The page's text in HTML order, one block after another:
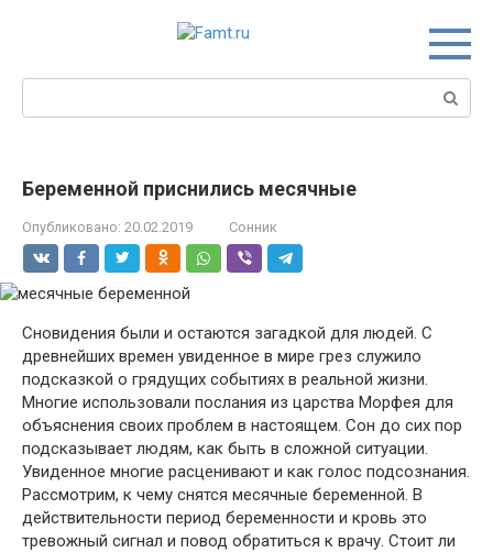
Беременной приснились месячные
Опубликовано: 20.02.2019 Сонник
Сновидения были и остаются загадкой для людей. С
древнейших времен увиденное в мире грез служило
подсказкой о грядущих событиях в реальной жизни.
Многие использовали послания из царства Морфея для
объяснения своих проблем в настоящем. Сон до сих пор
подсказывает людям, как быть в сложной ситуации.
Увиденное многие расценивают и как голос подсознания.
Рассмотрим, к чему снятся месячные беременной. В
действительности период беременности и кровь это
тревожный сигнал и повод обратиться к врачу. Стоит ли